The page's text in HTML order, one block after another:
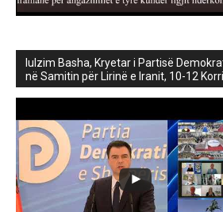
lulzim Basha, Kryetar i Partisë
në Samitin për Lirinë e Iranit, 10-12